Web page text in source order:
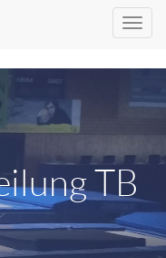
TB